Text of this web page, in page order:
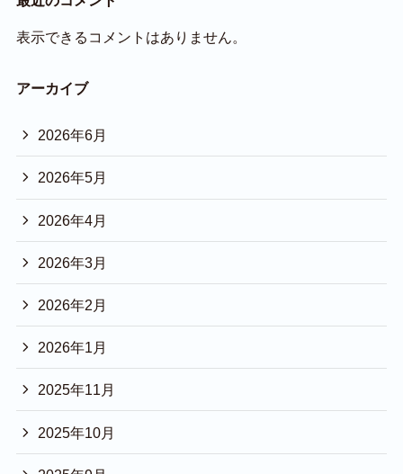
表示できるコメントはありません。
アーカイブ
2026年6月
2026年5月
2026年4月
2026年3月
2026年2月
2026年1月
2025年11月
2025年10月